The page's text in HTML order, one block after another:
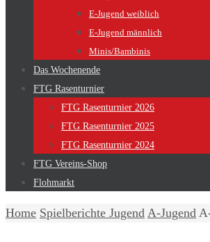
E-Jugend weiblich
E-Jugend männlich
Minis/Bambinis
Das Wochenende
FTG Rasenturnier
FTG Rasenturnier 2026
FTG Rasenturnier 2025
FTG Rasenturnier 2024
FTG Vereins-Shop
Flohmarkt
Home Spielberichte Jugend A-Jugend